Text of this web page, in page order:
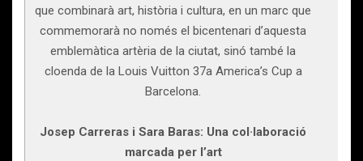
que combinarà art, història i cultura, en un marc que
commemorarà no només el bicentenari d’aquesta
emblemàtica artèria de la ciutat, sinó també la
cloenda de la Louis Vuitton 37a America’s Cup a
Barcelona.
Josep Carreras i Sara Baras: Una col·laboració
marcada per l’art